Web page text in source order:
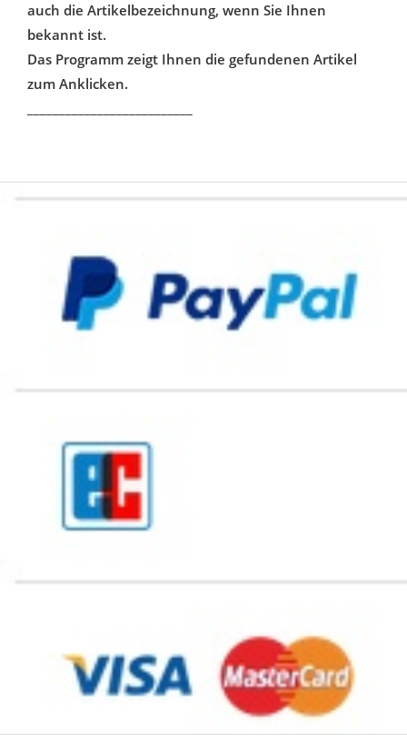
auch die Artikelbezeichnung, wenn Sie Ihnen
bekannt ist.
Das Programm zeigt Ihnen die gefundenen Artikel
zum Anklicken.